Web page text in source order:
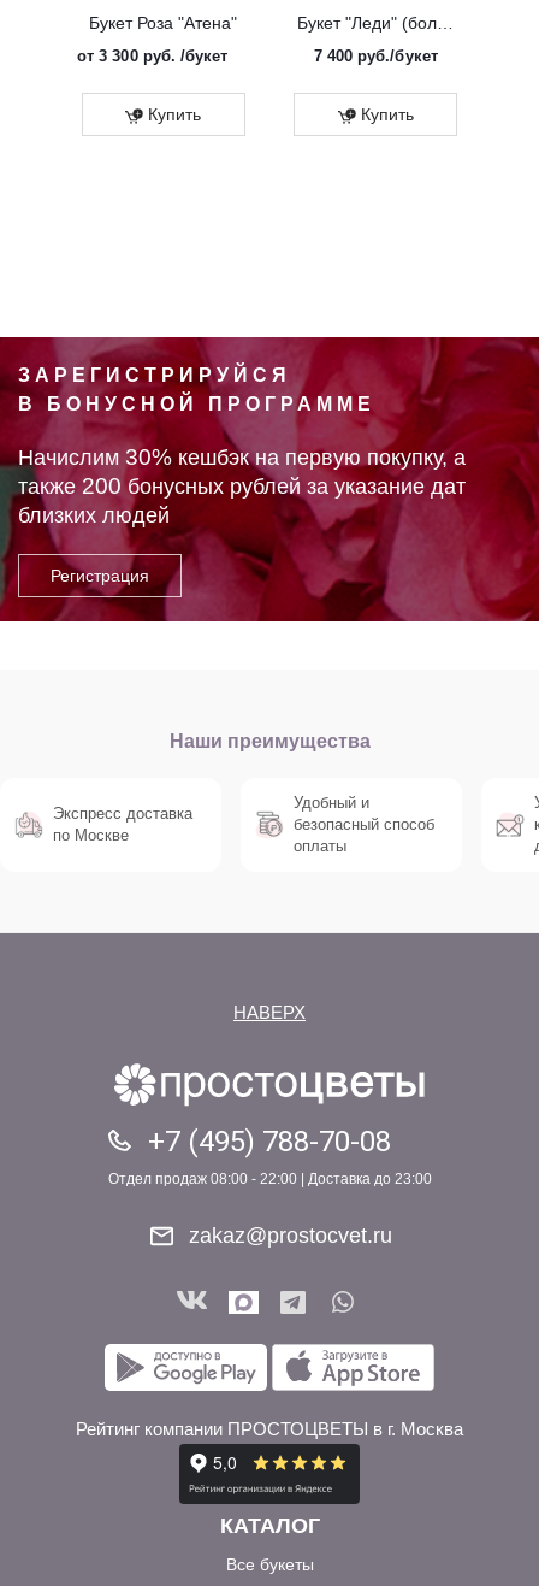
Букет Роза "Атена"
от3 300 руб. /букет
Купить
Букет "Леди" (большой)
7 400 руб./букет
Купить
ЗАРЕГИСТРИРУЙСЯ
В БОНУСНОЙ ПРОГРАММЕ
Начислим 30% кешбэк на первую покупку, а
также 200 бонусных рублей за указание дат
близких людей
Наши преимущества
Экспресс доставка
по Москве
Удобный и
безопасный способ
оплаты
НАВЕРХ
+7 (495) 788-70-08
Отдел продаж 08:00 - 22:00 | Доставка до 23:00
zakaz@prostocvet.ru
Рейтинг компании ПРОСТОЦВЕТЫ в г. Москва
КАТАЛОГ
Все букеты